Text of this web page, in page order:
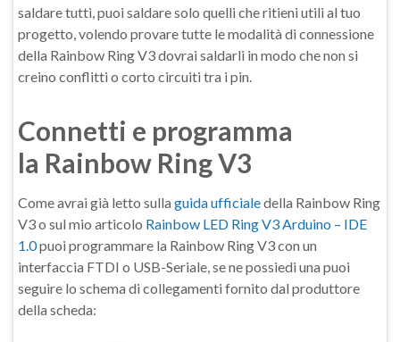
saldare tutti, puoi saldare solo quelli che ritieni utili al tuo
progetto, volendo provare tutte le modalità di connessione
della Rainbow Ring V3 dovrai saldarli in modo che non si
creino conflitti o corto circuiti tra i pin.
Connetti e programma
la Rainbow Ring V3
Come avrai già letto sulla guida ufficialedella Rainbow Ring
V3 o sul mio articolo Rainbow LED Ring V3 Arduino – IDE
1.0puoi programmare la Rainbow Ring V3 con un
interfaccia FTDI o USB-Seriale, se ne possiedi una puoi
seguire lo schema di collegamenti fornito dal produttore
della scheda: